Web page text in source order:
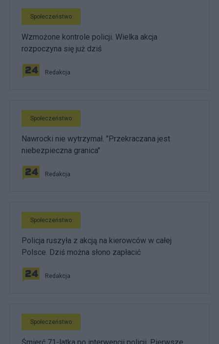
Społeczeństwo
Wzmożone kontrole policji. Wielka akcja
rozpoczyna się już dziś
Redakcja
Społeczeństwo
Nawrocki nie wytrzymał. "Przekraczana jest
niebezpieczna granica"
Redakcja
Społeczeństwo
Policja ruszyła z akcją na kierowców w całej
Polsce. Dziś można słono zapłacić
Redakcja
Społeczeństwo